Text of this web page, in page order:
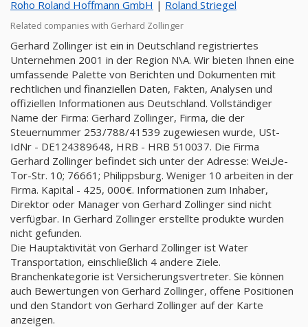
Roho Roland Hoffmann GmbH | Roland Striegel
Related companies with Gerhard Zollinger
Gerhard Zollinger ist ein in Deutschland registriertes
Unternehmen 2001 in der Region N\A. Wir bieten Ihnen eine
umfassende Palette von Berichten und Dokumenten mit
rechtlichen und finanziellen Daten, Fakten, Analysen und
offiziellen Informationen aus Deutschland. Vollständiger
Name der Firma: Gerhard Zollinger, Firma, die der
Steuernummer 253/788/41539 zugewiesen wurde, USt-
IdNr - DE124389648, HRB - HRB 510037. Die Firma
Gerhard Zollinger befindet sich unter der Adresse: Weiكe-
Tor-Str. 10; 76661; Philippsburg. Weniger 10 arbeiten in der
Firma. Kapital - 425, 000€. Informationen zum Inhaber,
Direktor oder Manager von Gerhard Zollinger sind nicht
verfügbar. In Gerhard Zollinger erstellte produkte wurden
nicht gefunden.
Die Hauptaktivität von Gerhard Zollinger ist Water
Transportation, einschließlich 4 andere Ziele.
Branchenkategorie ist Versicherungsvertreter. Sie können
auch Bewertungen von Gerhard Zollinger, offene Positionen
und den Standort von Gerhard Zollinger auf der Karte
anzeigen.